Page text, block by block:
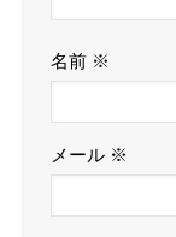
名前 ※
メール ※